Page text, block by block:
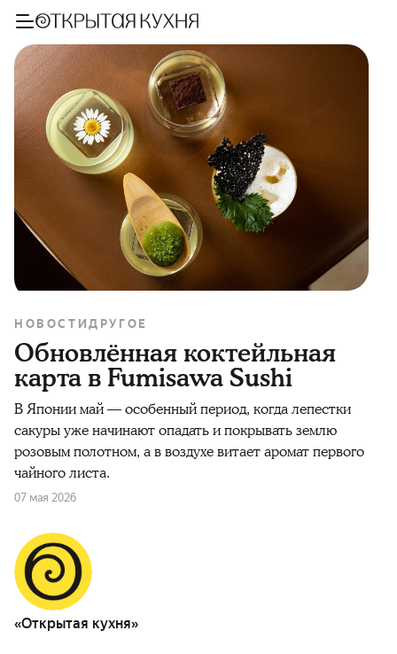
НОВОСТИДРУГОЕ
Обновлённая коктейльная
карта в Fumisawa Sushi
В Японии май — особенный период, когда лепестки
сакуры уже начинают опадать и покрывать землю
розовым полотном, а в воздухе витает аромат первого
чайного листа.
07 мая 2026
«Открытая кухня»